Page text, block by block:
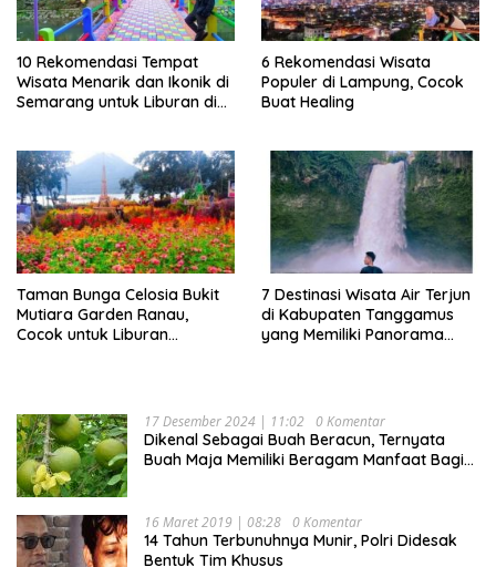
10 Rekomendasi Tempat
Wisata Menarik dan Ikonik di
Semarang untuk Liburan di
6 Rekomendasi Wisata
Populer di Lampung, Cocok
Buat Healing
Taman Bunga Celosia Bukit
Mutiara Garden Ranau,
Cocok untuk Liburan
7 Destinasi Wisata Air Terjun
di Kabupaten Tanggamus
yang Memiliki Panorama
17 Desember 2024 | 11:02 0 Komentar
Dikenal Sebagai Buah Beracun, Ternyata
Buah Maja Memiliki Beragam Manfaat Bagi
16 Maret 2019 | 08:28 0 Komentar
14 Tahun Terbunuhnya Munir, Polri Didesak
Bentuk Tim Khusus